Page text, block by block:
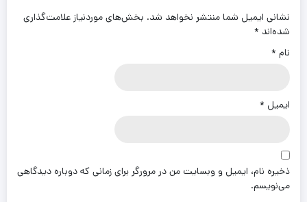
نشانی ایمیل شما منتشر نخواهد شد. بخش‌های موردنیاز علامت‌گذاری
شده‌اند *
نام *
ایمیل *
ذخیره نام، ایمیل و وبسایت من در مرورگر برای زمانی که دوباره دیدگاهی
می‌نویسم.